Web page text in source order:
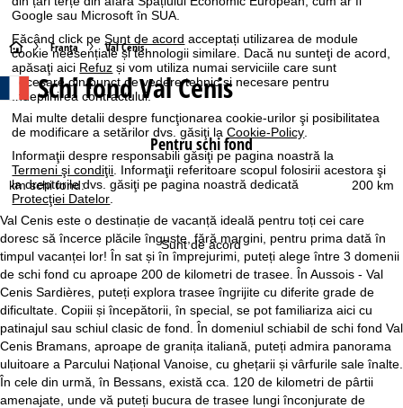
Google sau Microsoft în SUA.
Făcând click peSunt de acord acceptați utilizarea de module
cookie neesențiale și tehnologii similare. Dacă nu sunteţi de acord,
apăsaţi aici Refuz și vom utiliza numai serviciile care sunt
necesare din punct de vedere tehnic și necesare pentru
îndeplinirea contractului.
Mai multe detalii despre funcţionarea cookie-urilor şi posibilitatea
de modificare a setărilor dvs. găsiţi laCookie-Policy
Informaţii despre responsabili găsiţi pe pagina noastră la
Termeni şi condiţii . Informaţii referitoare scopul folosirii acestora şi
la drepturile dvs. găsiţi pe pagina noastră dedicată
Protecţiei Datelor
Sunt de acord
A
c
a
s
ă
Franţa Val Cenis
Schi fond Val Cenis
Pentru schi fond
200 km
km schi fond:
Val Cenis este o destinație de vacanță ideală pentru toți cei care
doresc să încerce plăcile înguste, fără margini, pentru prima dată în
timpul vacanței lor! În sat și în împrejurimi, puteți alege între 3 domenii
de schi fond cu aproape 200 de kilometri de trasee. În Aussois - Val
Cenis Sardières, puteți explora trasee îngrijite cu diferite grade de
dificultate. Copiii și începătorii, în special, se pot familiariza aici cu
patinajul sau schiul clasic de fond. În domeniul schiabil de schi fond Val
Cenis Bramans, aproape de granița italiană, puteți admira panorama
uluitoare a Parcului Național Vanoise, cu ghețarii și vârfurile sale înalte.
În cele din urmă, în Bessans, există cca. 120 de kilometri de pârtii
amenajate, unde vă puteți bucura de trasee lungi înconjurate de